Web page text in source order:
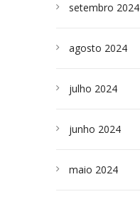
setembro 2024
agosto 2024
julho 2024
junho 2024
maio 2024